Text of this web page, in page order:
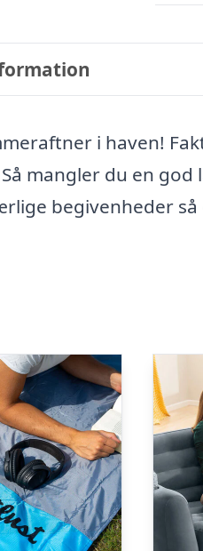
i haven!
mangler du en god
begivenheder